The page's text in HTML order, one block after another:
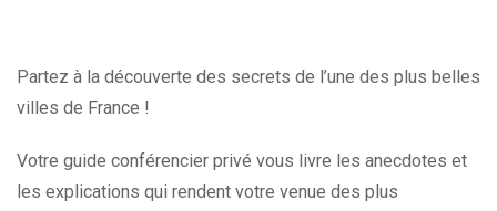
Partez à la découverte des secrets de l’une des plus belles
villes de France !
Votre guide conférencier privé vous livre les anecdotes et
les explications qui rendent votre venue des plus